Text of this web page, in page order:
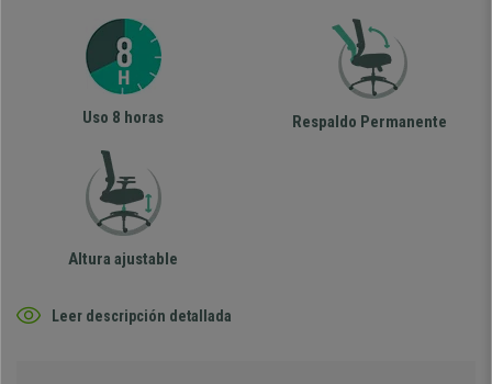
Uso 8 horas Respaldo Permanente
Altura ajustable
Leer descripción detallada